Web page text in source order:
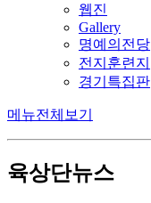
웹진
Gallery
명예의전당
전지훈련지
경기특집판
메뉴전체보기
육상단뉴스